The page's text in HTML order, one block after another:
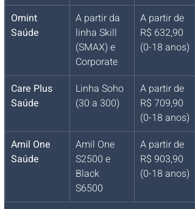
Omint
Saúde
A partir da
linha Skill
(SMAX) e
Corporate
A partir de
R$ 632,90
(0-18 anos)
Care Plus
Saúde
Linha Soho
(30 a 300)
A partir de
R$ 709,90
(0-18 anos)
Amil One
Saúde
Amil One
S2500 e
Black
S6500
A partir de
R$ 903,90
(0-18 anos)